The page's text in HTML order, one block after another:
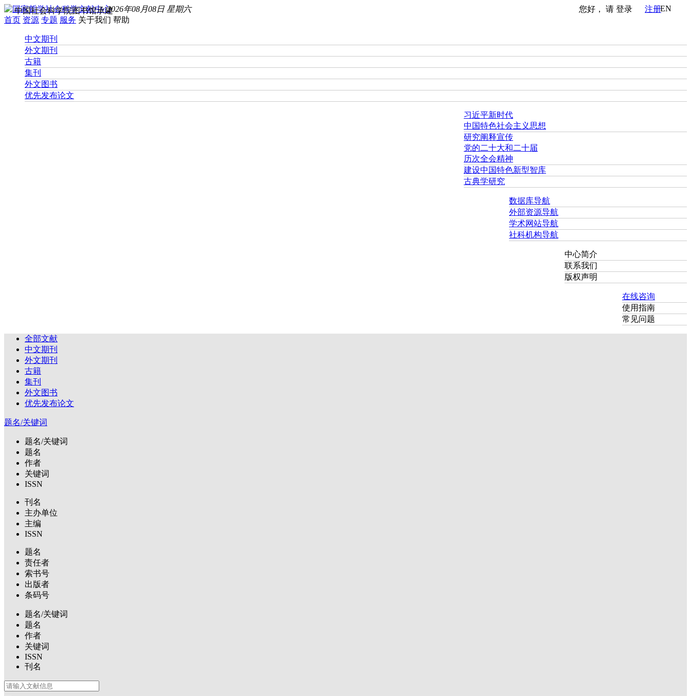
您好， 请 登录 注册EN
2026年08月08日 星期六
中国社会科学院图书馆承建
首页 资源 专题 服务 关于我们 帮助
中文期刊
外文期刊
古籍
集刊
外文图书
优先发布论文
习近平新时代
中国特色社会主义思想
研究阐释宣传
党的二十大和二十届
历次全会精神
建设中国特色新型智库
古典学研究
数据库导航
外部资源导航
学术网站导航
社科机构导航
中心简介
联系我们
版权声明
在线咨询
使用指南
常见问题
全部文献
中文期刊
外文期刊
古籍
集刊
外文图书
优先发布论文
题名/关键词
题名/关键词
题名
作者
关键词
ISSN
刊名
主办单位
主编
ISSN
题名
责任者
索书号
出版者
条码号
题名/关键词
题名
作者
关键词
ISSN
刊名